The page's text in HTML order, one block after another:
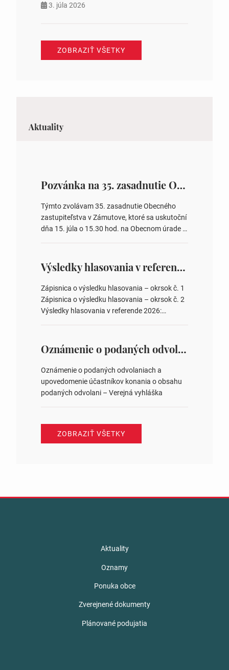
3. júla 2026
ZOBRAZIŤ VŠETKY
Aktuality
Pozvánka na 35. zasadnutie OZ v Zámutove
Týmto zvolávam 35. zasadnutie Obecného
zastupiteľstva v Zámutove, ktoré sa uskutoční
dňa 15. júla o 15.30 hod. na Obecnom úrade v
overovateľov zápisnice 3. Určenie volebných
obvodov pre voľby poslancov obecných
zastupiteľstiev, počtu poslancov obecných
zastupiteľstiev v nich 4. Schválenie odpredaja
obecného pozemku –…
Výsledky hlasovania v referende 2026
Zápisnica o výsledku hlasovania – okrsok č. 1
Zápisnica o výsledku hlasovania – okrsok č. 2
Výsledky hlasovania v referende 2026:
ysledky.html
Oznámenie o podaných odvolaniach a upovedomenie účastníkov konania o obsahu podaných odvolani – Verejná vyhláška
Oznámenie o podaných odvolaniach a
upovedomenie účastníkov konania o obsahu
podaných odvolani – Verejná vyhláška
ZOBRAZIŤ VŠETKY
Aktuality
Oznamy
Ponuka obce
Zverejnené dokumenty
Plánované podujatia